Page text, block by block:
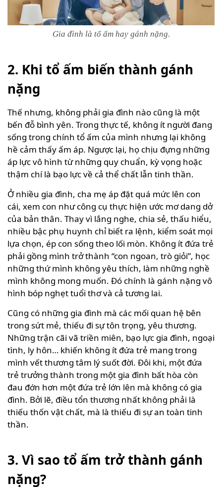
Gia đình là tổ ấm hay gánh nặng.
2. Khi tổ ấm biến thành gánh
nặng
Thế nhưng, không phải gia đình nào cũng là một
bến đỗ bình yên. Trong thực tế, không ít người đang
sống trong chính tổ ấm của mình nhưng lại không
hề cảm thấy ấm áp. Ngược lại, họ chịu đựng những
áp lực vô hình từ những quy chuẩn, kỳ vọng hoặc
thậm chí là bạo lực về cả thể chất lẫn tinh thần.
Ở nhiều gia đình, cha mẹ áp đặt quá mức lên con
cái, xem con như công cụ thực hiện ước mơ dang dở
của bản thân. Thay vì lắng nghe, chia sẻ, thấu hiểu,
nhiều bậc phụ huynh chỉ biết ra lệnh, kiểm soát mọi
lựa chọn, ép con sống theo lối mòn. Không ít đứa trẻ
phải gồng mình trở thành “con ngoan, trò giỏi”, học
những thứ mình không yêu thích, làm những nghề
mình không mong muốn. Đó chính là gánh nặng vô
hình bóp nghẹt tuổi thơ và cả tương lai.
Cũng có những gia đình mà các mối quan hệ bên
trong sứt mẻ, thiếu đi sự tôn trọng, yêu thương.
Những trận cãi vã triền miên, bạo lực gia đình, ngoại
tình, ly hôn… khiến không ít đứa trẻ mang trong
mình vết thương tâm lý suốt đời. Đôi khi, một đứa
trẻ trưởng thành trong một gia đình bất hòa còn
đau đớn hơn một đứa trẻ lớn lên mà không có gia
đình. Bởi lẽ, điều tổn thương nhất không phải là
thiếu thốn vật chất, mà là thiếu đi sự an toàn tinh
thần.
3. Vì sao tổ ấm trở thành gánh
nặng?